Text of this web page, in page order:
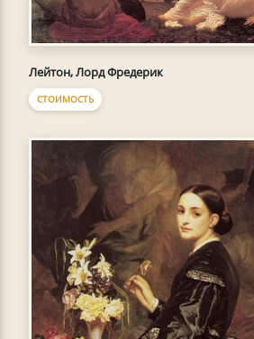
Лейтон, Лорд Фредерик
СТОИМОСТЬ